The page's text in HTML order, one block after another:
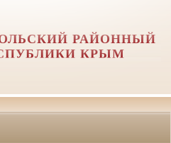
РАЙОННЫЙ
КРЫМ